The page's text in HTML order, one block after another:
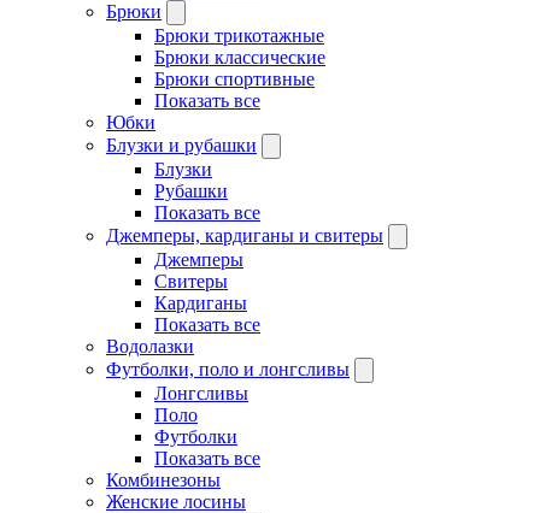
Брюки
Брюки трикотажные
Брюки классические
Брюки спортивные
Показать все
Юбки
Блузки и рубашки
Блузки
Рубашки
Показать все
Джемперы, кардиганы и свитеры
Джемперы
Свитеры
Кардиганы
Показать все
Водолазки
Футболки, поло и лонгсливы
Лонгсливы
Поло
Футболки
Показать все
Комбинезоны
Женские лосины